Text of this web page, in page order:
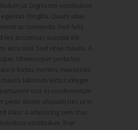
ut. Dignissim vestibulum
fringilla. Quam vitae
ac commodo. Sed felis
leo accumsan suscipit elit
arcu sed. Sed vitae mauris. A
Ullamcorper porta leo
luctus montes maecenas
laborum lectus integer
orci. In condimentum
pede donec aliquam nec ut in
class a adipiscing sem cras
vestibulum. Erat